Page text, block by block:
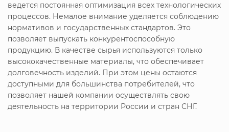
ведется постоянная оптимизация всех технологических
процессов. Немалое внимание уделяется соблюдению
нормативов и государственных стандартов. Это
позволяет выпускать конкурентоспособную
продукцию. В качестве сырья используются только
высококачественные материалы, что обеспечивает
долговечность изделий. При этом цены остаются
доступными для большинства потребителей, что
позволяет нашей компании осуществлять свою
деятельность на территории России и стран СНГ.